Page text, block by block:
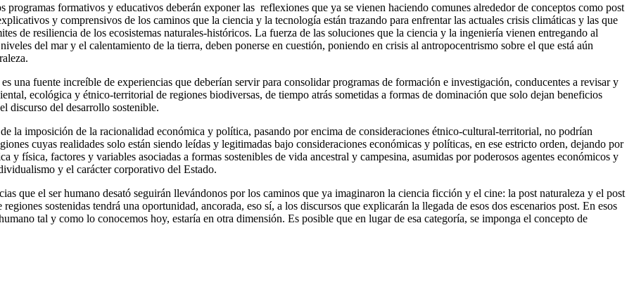
programas formativos y educativos deberán exponer las reflexiones que ya se vienen haciendo comunes alrededor de conceptos como post
y comprensivos de los caminos que la ciencia y la tecnología están trazando para enfrentar las actuales crisis climáticas y las que
de resiliencia de los ecosistemas naturales-históricos. La fuerza de las soluciones que la ciencia y la ingeniería vienen entregando al
del mar y el calentamiento de la tierra, deben ponerse en cuestión, poniendo en crisis al antropocentrismo sobre el que está aún
una fuente increíble de experiencias que deberían servir para consolidar programas de formación e investigación, conducentes a revisar y
ecológica y étnico-territorial de regiones biodiversas, de tiempo atrás sometidas a formas de dominación que solo dejan beneficios
discurso del desarrollo sostenible.
la imposición de la racionalidad económica y política, pasando por encima de consideraciones étnico-cultural-territorial, no podrían
cuyas realidades solo están siendo leídas y legitimadas bajo consideraciones económicas y políticas, en ese estricto orden, dejando por
y física, factores y variables asociadas a formas sostenibles de vida ancestral y campesina, asumidas por poderosos agentes económicos y
y el carácter corporativo del Estado.
que el ser humano desató seguirán llevándonos por los caminos que ya imaginaron la ciencia ficción y el cine: la post naturaleza y el post
sostenidas tendrá una oportunidad, ancorada, eso sí, a los discursos que explicarán la llegada de esos dos escenarios post. En esos
tal y como lo conocemos hoy, estaría en otra dimensión. Es posible que en lugar de esa categoría, se imponga el concepto de